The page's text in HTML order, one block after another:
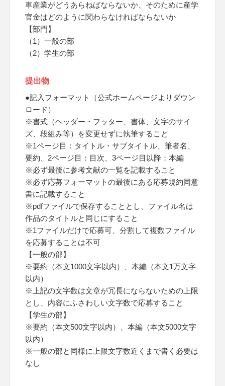
車産業がどうあらねばならないか、そのために産学
官金はどのように関わらなければならないか
【部門】
（1）一般の部
（2）学生の部
提出物
●記入フォーマット（公式ホームページよりダウン
ロード）
※書式（ヘッダー・フッター、書体、文字のサイ
ズ、段組み等）を変更せずに執筆すること
※1ページ目：タイトル・サブタイトル、筆者名、
要約、2ページ目：目次、3ページ目以降：本編
※必ず最後に参考文献の一覧を記載すること
※必ず応募フォーマットの最後にある応募規約同意
書に記載すること
※pdfファイルで保存することとし、ファイル名は
作品のタイトルと同じにすること
※1ファイルだけで応募可、分割して複数ファイル
を応募することは不可
【一般の部】
※要約（本文1000文字以内）、本編（本文1万文字
以内）
※上記の文字数は文章が冗長にならないための上限
とし、内容にふさわしい文字数で応募すること
【学生の部】
※要約（本文500文字以内）、本編（本文5000文字
以内）
※一般の部と同様に上限文字数近くまで書く必要は
なし